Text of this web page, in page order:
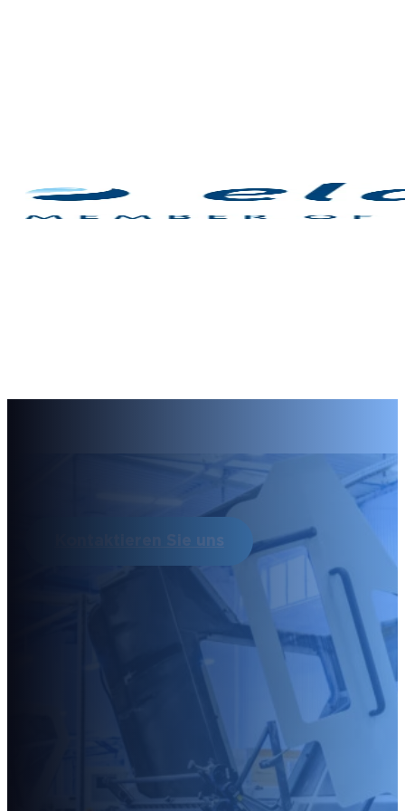
Kontaktieren Sie uns